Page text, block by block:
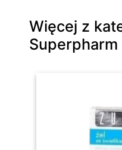
Więcej z
Superpharm